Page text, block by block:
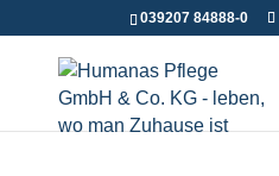
039207 84888-0